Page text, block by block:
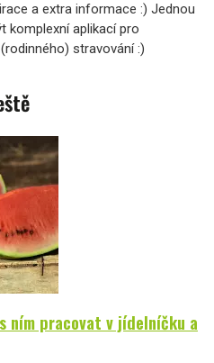
a extra informace :) Jednou
komplexní aplikací pro
stravování :)
ním pracovat v jídelníčku a